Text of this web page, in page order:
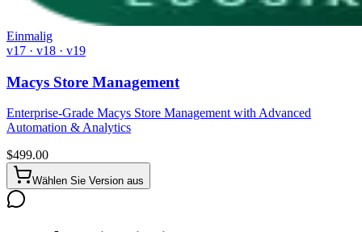
Einmalig
v17 · v18 · v19
Macys Store Management
Enterprise-Grade Macys Store Management with Advanced
Automation & Analytics
$499.00
Wählen Sie Version aus